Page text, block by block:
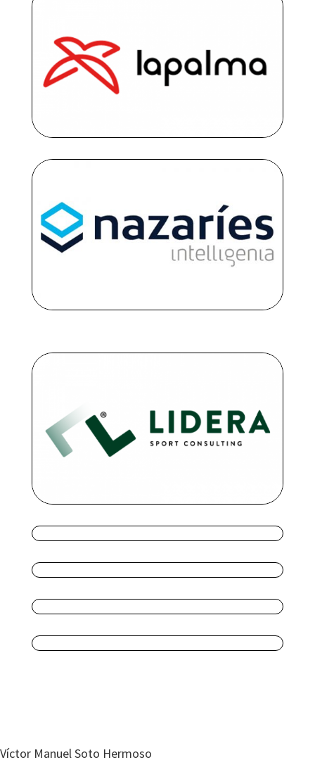
Víctor Manuel Soto Hermoso